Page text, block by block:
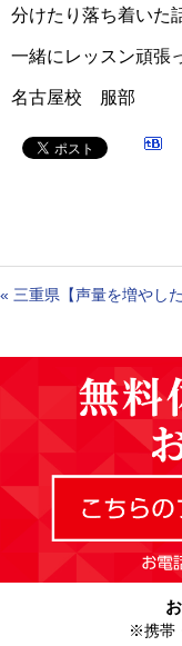
分けたり落ち着いた
一緒にレッスン頑張
名古屋校 服部
« 三重県【声量を増やした
※携帯